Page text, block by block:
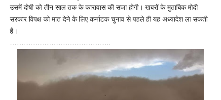
उसमें दोषी को तीन साल तक के कारावास की सजा होगी। खबरों के मुताबिक मोदी
सरकार विपक्ष को मात देने के लिए कर्नाटक चुनाव से पहले ही यह अध्यादेश ला सकती
है।